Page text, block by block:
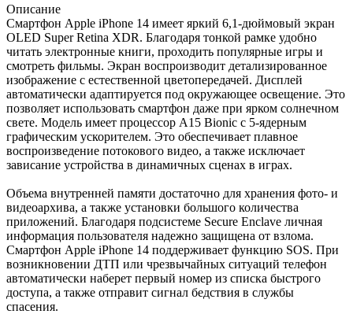
Описание
Смартфон Apple iPhone 14 имеет яркий 6,1-дюймовый экран
OLED Super Retina XDR. Благодаря тонкой рамке удобно
читать электронные книги, проходить популярные игры и
смотреть фильмы. Экран воспроизводит детализированное
изображение с естественной цветопередачей. Дисплей
автоматически адаптируется под окружающее освещение. Это
позволяет использовать смартфон даже при ярком солнечном
свете. Модель имеет процессор A15 Bionic с 5-ядерным
графическим ускорителем. Это обеспечивает плавное
воспроизведение потокового видео, а также исключает
зависание устройства в динамичных сценах в играх.
Объема внутренней памяти достаточно для хранения фото- и
видеоархива, а также установки большого количества
приложений. Благодаря подсистеме Secure Enclave личная
информация пользователя надежно защищена от взлома.
Смартфон Apple iPhone 14 поддерживает функцию SOS. При
возникновении ДТП или чрезвычайных ситуаций телефон
автоматически наберет первый номер из списка быстрого
доступа, а также отправит сигнал бедствия в службы
спасения.